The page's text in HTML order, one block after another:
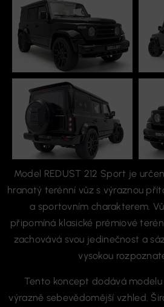
Model REDUST 212 Sport je
hranatý terénní vůz s výraznou
a sportovním charakterem.
připomíná klasické prémiové
zachovává svou jedinečnost a
vysokou
Tento koncept dodává modelu
výrazně sebevědomější vzhled.